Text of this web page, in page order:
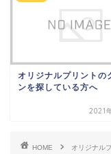
オリジナルプリントの
ンを探している方へ
2021
HOME オリジナル